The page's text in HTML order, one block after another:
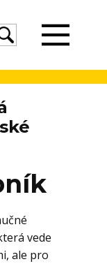
vede
ale pro